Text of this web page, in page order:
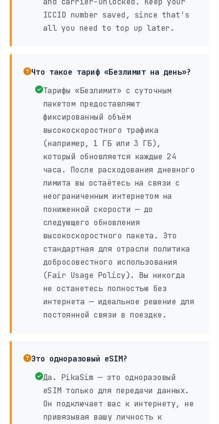
ICCID number saved, since that's
all you need to top up later.
Что такое тариф «Безлимит на день»?
Тарифы «Безлимит» с суточным
пакетом предоставляют
фиксированный объём
высокоскоростного трафика
(например, 1 ГБ или 3 ГБ),
который обновляется каждые 24
часа. После расходования дневного
лимита вы остаётесь на связи с
неограниченным интернетом на
пониженной скорости — до
следующего обновления
высокоскоростного пакета. Это
стандартная для отрасли политика
добросовестного использования
(Fair Usage Policy). Вы никогда
не останетесь полностью без
интернета — идеальное решение для
постоянной связи в поездке.
Это одноразовый eSIM?
Да. PikaSim — это одноразовый
eSIM только для передачи данных.
Он подключает вас к интернету, не
привязывая вашу личность к